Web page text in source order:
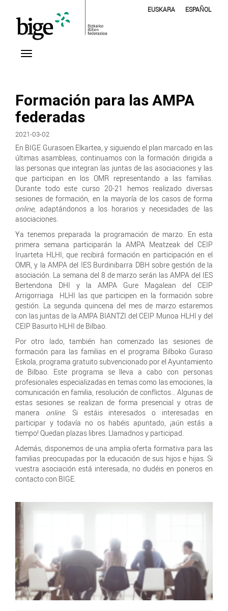
EUSKARA ESPAÑOL
Formación para las AMPA
federadas
2021-03-02
En BIGE Gurasoen Elkartea, y siguiendo el plan marcado en las
últimas asambleas, continuamos con la formación dirigida a
las personas que integran las juntas de las asociaciones y las
que participan en los OMR representando a las familias.
Durante todo este curso 20-21 hemos realizado diversas
sesiones de formación, en la mayoría de los casos de forma
online, adaptándonos a los horarios y necesidades de las
asociaciones.
Ya tenemos preparada la programación de marzo. En esta
primera semana participarán la AMPA Meatzeak del CEIP
Iruarteta HLHI, que recibirá formación en participación en el
OMR, y la AMPA del IES Burdinibarra DBH sobre gestión de la
asociación. La semana del 8 de marzo serán las AMPA del IES
Bertendona DHI y la AMPA Gure Magalean del CEIP
Arrigorriaga HLHI las que participen en la formación sobre
gestión. La segunda quincena del mes de marzo estaremos
con las juntas de la AMPA BIANTZI del CEIP Munoa HLHI y del
CEIP Basurto HLHI de Bilbao.
Por otro lado, también han comenzado las sesiones de
formación para las familias en el programa Bilboko Guraso
Eskola, programa gratuito subvencionado por el Ayuntamiento
de Bilbao. Este programa se lleva a cabo con personas
profesionales especializadas en temas como las emociones, la
comunicación en familia, resolución de conflictos… Algunas de
estas sesiones se realizan de forma presencial y otras de
manera online. Si estáis interesados o interesadas en
participar y todavía no os habéis apuntado, ¡aún estás a
tiempo! Quedan plazas libres. Llamadnos y participad.
Además, disponemos de una amplia oferta formativa para las
familias preocupadas por la educación de sus hijos e hijas. Si
vuestra asociación está interesada, no dudéis en poneros en
contacto con BIGE.